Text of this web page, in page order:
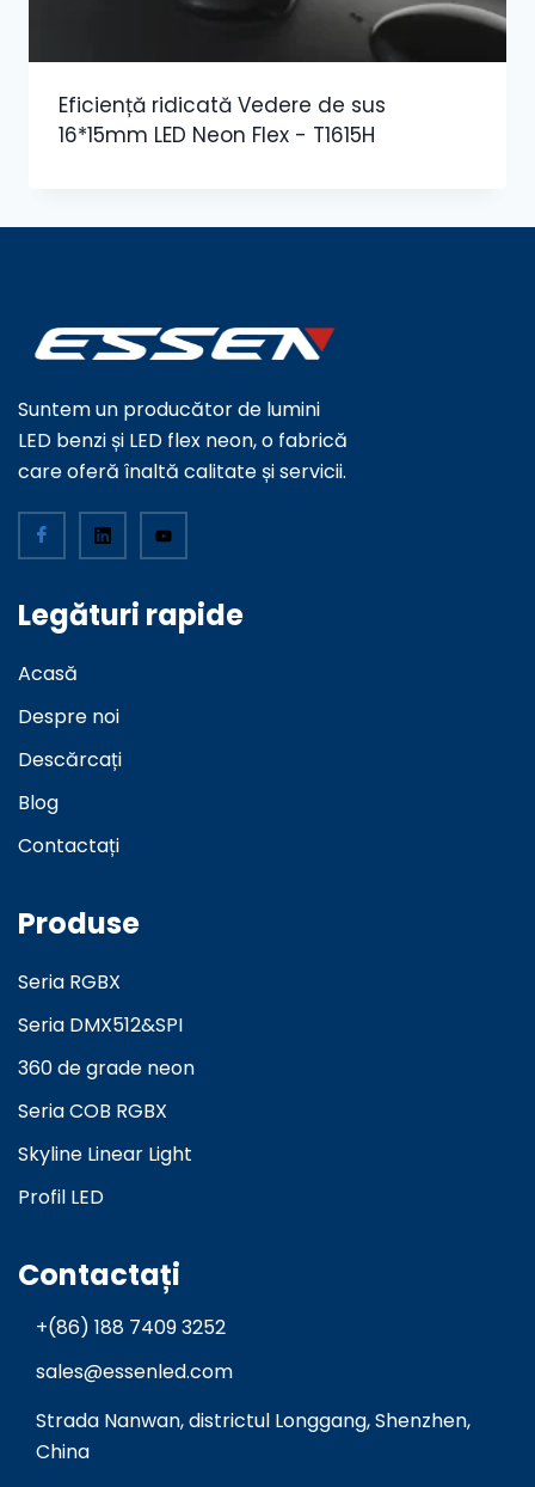
Eficiență ridicată Vedere de sus
16*15mm LED Neon Flex - T1615H
Suntem un producător de lumini
LED benzi și LED flex neon, o fabrică
care oferă înaltă calitate și servicii.
Legături rapide
Acasă
Despre noi
Descărcați
Blog
Contactați
Produse
Seria RGBX
Seria DMX512&SPI
360 de grade neon
Seria COB RGBX
Skyline Linear Light
Profil LED
Contactați
+(86) 188 7409 3252
sales@essenled.com
Strada Nanwan, districtul Longgang, Shenzhen,
China